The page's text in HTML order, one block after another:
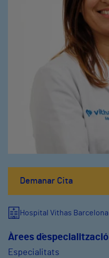
Demanar Cita
Hospital Vithas Barcelona
Àrees d´especialització
Especialitats